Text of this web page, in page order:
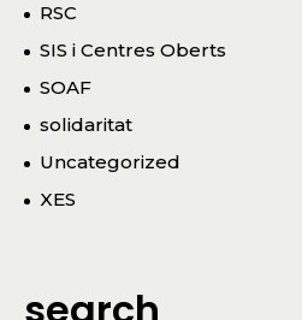
RSC
SIS i Centres Oberts
SOAF
solidaritat
Uncategorized
XES